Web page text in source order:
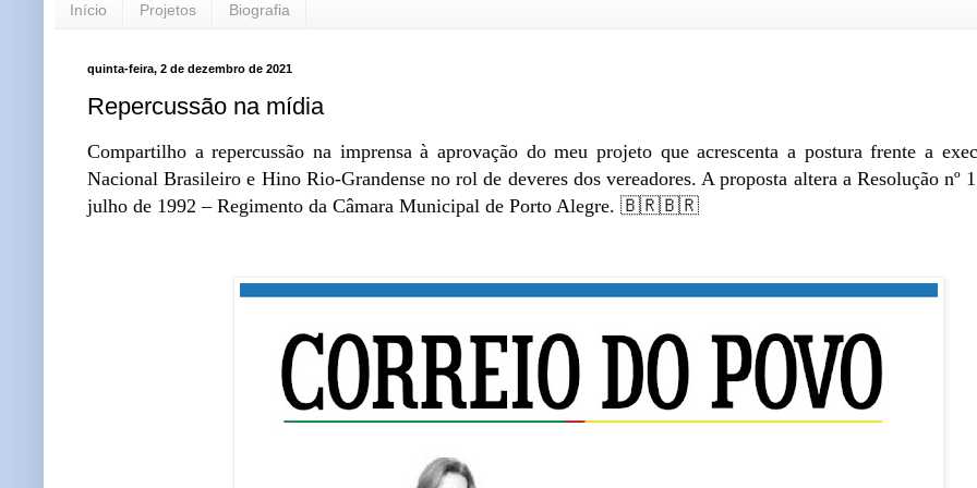
Início Projetos Biografia
quinta-feira, 2 de dezembro de 2021
Repercussão na mídia
Compartilho a repercussão na imprensa à aprovação do meu projeto que acrescenta a postura frente a
Nacional Brasileiro e Hino Rio-Grandense no rol de deveres dos vereadores. A proposta altera a Resolução nº
julho de 1992 – Regimento da Câmara Municipal de Porto Alegre. 🇧🇷🇧🇷